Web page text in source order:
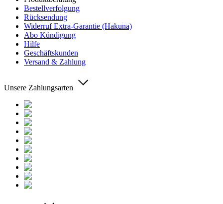
Bestellverfolgung
Rücksendung
Widerruf Extra-Garantie (Hakuna)
Abo Kündigung
Hilfe
Geschäftskunden
Versand & Zahlung
Unsere Zahlungsarten